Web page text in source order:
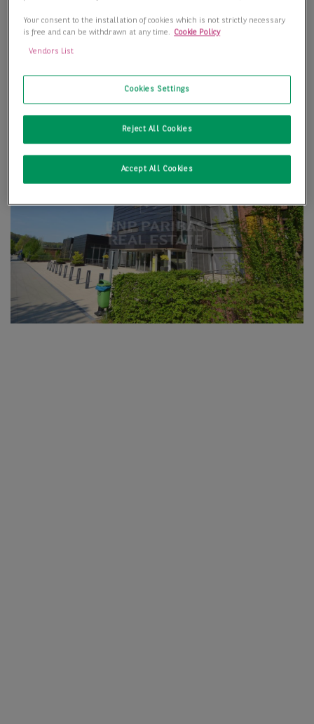
Your consent to the installation of cookies which is not strictly necessary
is free and can be withdrawn at any time. Cookie Policy
Vendors List
Cookies Settings
Reject All Cookies
Accept All Cookies